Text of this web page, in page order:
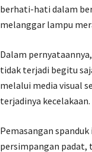
berhati-hati dalam
melanggar lampu
Dalam
tidak terjadi begitu
melalui media visual
terjadinya kecelakaan.
Pemasangan
persimpangan padat,